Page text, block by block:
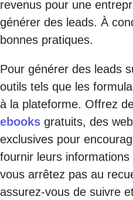
revenus pour une
générer des leads. À
bonnes pratiques.
Pour générer des leads
outils tels que les
à la plateforme. Offrez
ebooks gratuits, des
exclusives pour
fournir leurs
vous arrêtez pas au
assurez-vous de suivre